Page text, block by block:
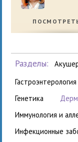
Разделы:
гастроэнтерология
генетика
иммунология и
инфекционные